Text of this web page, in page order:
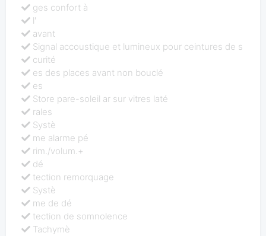
ges confort à
l'
avant
Signal accoustique et lumineux pour ceintures de s
curité
es des places avant non bouclé
es
Store pare-soleil ar sur vitres laté
rales
Systè
me alarme pé
rim./volum.+
dé
tection remorquage
Systè
me de dé
tection de somnolence
Tachymè